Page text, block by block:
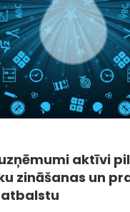
aktīvi
zināšanas un
atbalstu